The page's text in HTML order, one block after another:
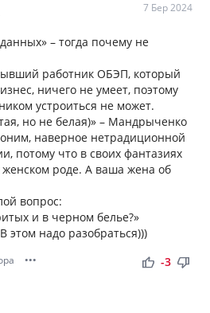
7 Бер 2024
– тогда почему не
работник ОБЭП, который
ничего не умеет, поэтому
устроиться не может.
но не белая)» – Мандрыченко
наверное нетрадиционной
потому что в своих фантазиях
роде. А ваша жена об
вопрос:
и в черном белье?»
этом надо разобраться)))
••• thumb_up thumb_down
-3